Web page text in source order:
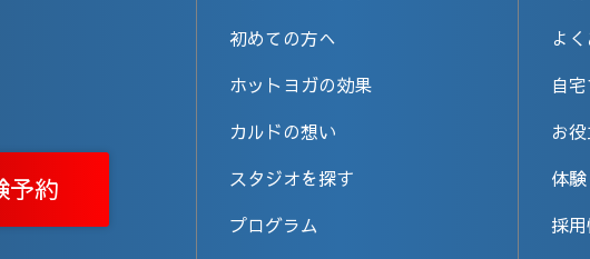
予約
初めての方へ
ホットヨガの効果
カルドの想い
スタジオを探す
プログラム
よ
自
お
体
採